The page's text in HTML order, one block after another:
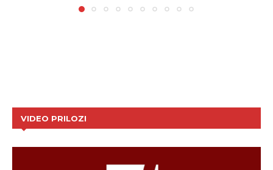
VIDEO PRILOZI